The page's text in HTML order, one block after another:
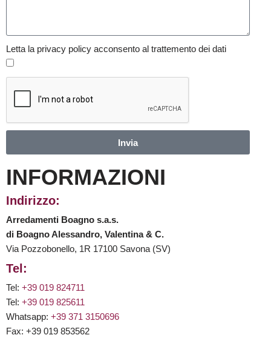
Letta la privacy policy acconsento al trattemento dei dati
Invia
INFORMAZIONI
Indirizzo:
Arredamenti Boagno s.a.s.
di Boagno Alessandro, Valentina & C.
Via Pozzobonello, 1R 17100 Savona (SV)
Tel:
Tel: +39 019 824711
Tel: +39 019 825611
Whatsapp: +39 371 3150696
Fax: +39 019 853562